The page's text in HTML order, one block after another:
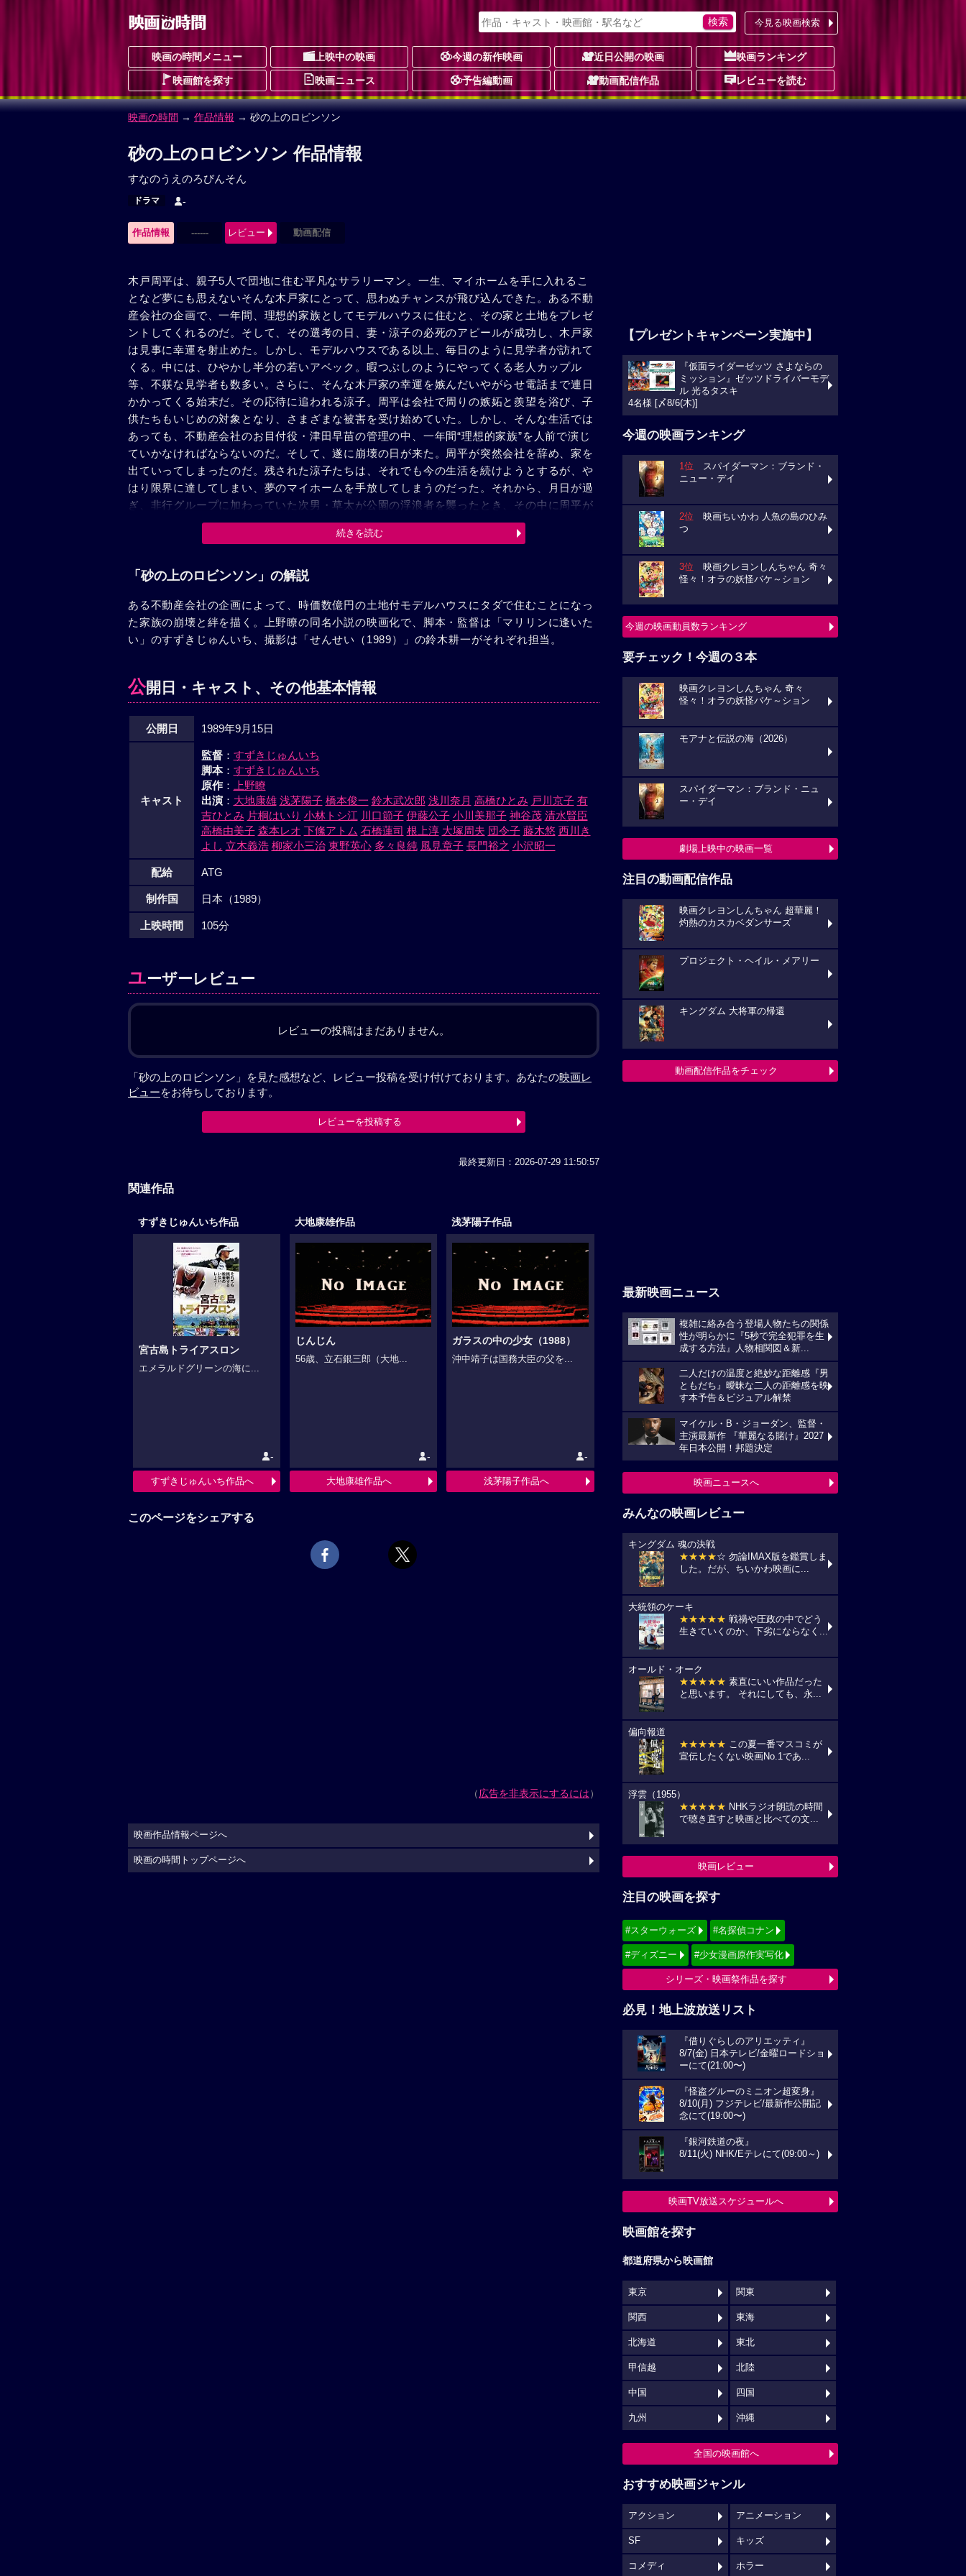
今見る映画検索
映画の時間メニュー 上映中の映画 今週の新作映画 近日公開の映画 映画ランキング
映画館を探す 映画ニュース 予告編動画 動画配信作品 レビューを読む
映画の時間 → 作品情報 → 砂の上のロビンソン
砂の上のロビンソン 作品情報
すなのうえのろびんそん
ドラマ -
作品情報 ------ レビュー 動画配信
木戸周平は、親子5人で団地に住む平凡なサラリーマン。一生、マイホームを手に入れるこ
となど夢にも思えないそんな木戸家にとって、思わぬチャンスが飛び込んできた。ある不動
産会社の企画で、一年間、理想的家族としてモデルハウスに住むと、その家と土地をプレゼ
ントしてくれるのだ。そして、その選考の日、妻・涼子の必死のアピールが成功し、木戸家
は見事に幸運を射止めた。しかし、モデルハウスである以上、毎日のように見学者が訪れて
くる。中には、ひやかし半分の若いアベック。暇つぶしのようにやってくる老人カップル
等、不躾な見学者も数多い。さらに、そんな木戸家の幸運を嫉んだいやがらせ電話まで連日
かかってくる始末だ。その応待に追われる涼子。周平は会社で周りの嫉妬と羨望を浴び、子
供たちもいじめの対象となり、さまざまな被害を受け始めていた。しかし、そんな生活では
あっても、不動産会社のお目付役・津田早苗の管理の中、一年間“理想的家族”を人前で演じ
ていかなければならないのだ。そして、遂に崩壊の日が来た。周平が突然会社を辞め、家を
出ていってしまったのだ。残された涼子たちは、それでも今の生活を続けようとするが、や
はり限界に達してしまい、夢のマイホームを手放してしまうのだった。それから、月日が過
ぎ、非行グループに加わっていた次男・草太が公園の浮浪者を襲ったとき、その中に周平が
いた。そして、草太はそんな周平を家に連れて帰るのだった。
続きを読む
「砂の上のロビンソン」の解説
ある不動産会社の企画によって、時価数億円の土地付モデルハウスにタダで住むことになっ
た家族の崩壊と絆を描く。上野瞭の同名小説の映画化で、脚本・監督は「マリリンに逢いた
い」のすずきじゅんいち、撮影は「せんせい（1989）」の鈴木耕一がそれぞれ担当。
公開日・キャスト、その他基本情報
公開日 1989年9月15日
キャスト
監督： すずきじゅんいち
脚本： すずきじゅんいち
原作：
上野瞭
出演： 大地康雄 浅茅陽子 橋本俊一 鈴木武次郎 浅川奈月 高橋ひとみ 戸川京子 有
吉ひとみ 片桐はいり 小林トシ江 川口節子 伊藤公子 小川美那子 神谷茂 清水賢臣
高橋由美子 森本レオ 下絛アトム 石橋蓮司 根上淳 大塚周夫 団令子 藤木悠 西川き
よし 立木義浩 柳家小三治 東野英心 多々良純 風見章子 長門裕之 小沢昭一
配給 ATG
制作国 日本（1989）
上映時間 105分
ユーザーレビュー
レビューの投稿はまだありません。
「砂の上のロビンソン」を見た感想など、レビュー投稿を受け付けております。あなたの映画レ
ビューをお待ちしております。
レビューを投稿する
最終更新日：2026-07-29 11:50:57
関連作品
すずきじゅんいち作品
宮古島トライアスロン
エメラルドグリーンの海に...
-
すずきじゅんいち作品へ
大地康雄作品
じんじん
56歳、立石銀三郎（大地...
-
大地康雄作品へ
浅茅陽子作品
ガラスの中の少女（1988）
沖中靖子は国務大臣の父を...
-
浅茅陽子作品へ
このページをシェアする
（広告を非表示にするには）
【プレゼントキャンペーン実施中】
『仮面ライダーゼッツ さよならの
ミッション』ゼッツドライバーモデ
ル 光るタスキ
4名様 [〆8/6(木)]
今週の映画ランキング
1位 スパイダーマン：ブランド・
ニュー・デイ
2位 映画ちいかわ 人魚の島のひみ
つ
3位 映画クレヨンしんちゃん 奇々
怪々！オラの妖怪バケ～ション
今週の映画動員数ランキング
要チェック！今週の３本
映画クレヨンしんちゃん 奇々
怪々！オラの妖怪バケ～ション
モアナと伝説の海（2026）
スパイダーマン：ブランド・ニュ
ー・デイ
劇場上映中の映画一覧
注目の動画配信作品
映画クレヨンしんちゃん 超華麗！
灼熱のカスカベダンサーズ
プロジェクト・ヘイル・メアリー
キングダム 大将軍の帰還
動画配信作品をチェック
最新映画ニュース
複雑に絡み合う登場人物たちの関係
性が明らかに『5秒で完全犯罪を生
成する方法』人物相関図＆新...
二人だけの温度と絶妙な距離感『男
ともだち』曖昧な二人の距離感を映
す本予告＆ビジュアル解禁
マイケル・B・ジョーダン、監督・
主演最新作 『華麗なる賭け』2027
年日本公開！邦題決定
映画ニュースへ
みんなの映画レビュー
キングダム 魂の決戦
★★★★☆ 勿論IMAX版を鑑賞しま
した。だが、ちいかわ映画に...
大統領のケーキ
★★★★★ 戦禍や圧政の中でどう
生きていくのか、下劣にならなく...
オールド・オーク
★★★★★ 素直にいい作品だった
と思います。 それにしても、永...
偏向報道
★★★★★ この夏一番マスコミが
宣伝したくない映画No.1であ...
浮雲（1955）
★★★★★ NHKラジオ朗読の時間
で聴き直すと映画と比べての文...
映画レビュー
注目の映画を探す
#スターウォーズ #名探偵コナン
#ディズニー #少女漫画原作実写化
シリーズ・映画祭作品を探す
必見！地上波放送リスト
『借りぐらしのアリエッティ』
8/7(金) 日本テレビ/金曜ロードショ
ーにて(21:00〜)
『怪盗グルーのミニオン超変身』
8/10(月) フジテレビ/最新作公開記
念にて(19:00〜)
『銀河鉄道の夜』
8/11(火) NHK/Eテレにて(09:00～)
映画TV放送スケジュールへ
映画館を探す
都道府県から映画館
東京 関東
関西 東海
北海道 東北
甲信越 北陸
中国 四国
九州 沖縄
全国の映画館へ
おすすめ映画ジャンル
アクション アニメーション
SF キッズ
コメディ ホラー
映画作品情報ページへ
映画の時間トップページへ